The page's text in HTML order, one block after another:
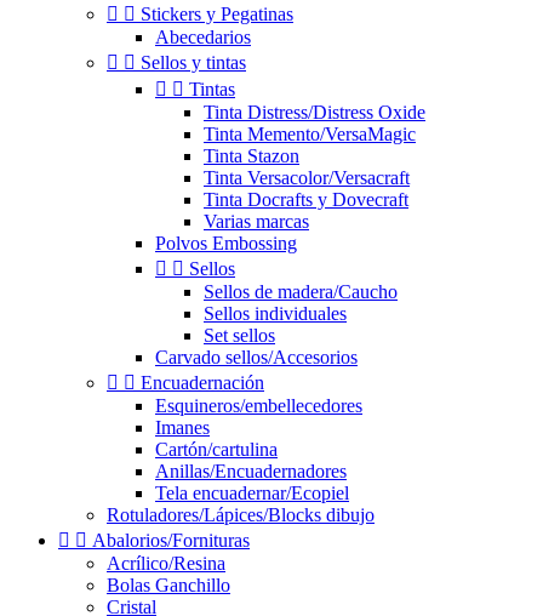
  Stickers y Pegatinas
Abecedarios
  Sellos y tintas
  Tintas
Tinta Distress/Distress Oxide
Tinta Memento/VersaMagic
Tinta Stazon
Tinta Versacolor/Versacraft
Tinta Docrafts y Dovecraft
Varias marcas
Polvos Embossing
  Sellos
Sellos de madera/Caucho
Sellos individuales
Set sellos
Carvado sellos/Accesorios
  Encuadernación
Esquineros/embellecedores
Imanes
Cartón/cartulina
Anillas/Encuadernadores
Tela encuadernar/Ecopiel
Rotuladores/Lápices/Blocks dibujo
  Abalorios/Fornituras
Acrílico/Resina
Bolas Ganchillo
Cristal